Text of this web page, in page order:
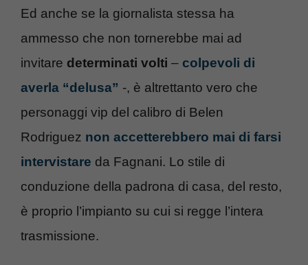
Ed anche se la giornalista stessa ha
ammesso che non tornerebbe mai ad
invitare determinati volti – colpevoli di
averla “delusa” -, è altrettanto vero che
personaggi vip del calibro di Belen
Rodriguez non accetterebbero mai di farsi
intervistare da Fagnani. Lo stile di
conduzione della padrona di casa, del resto,
è proprio l’impianto su cui si regge l’intera
trasmissione.